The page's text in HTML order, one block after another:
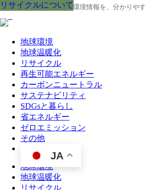
地球の今と未来に役立つ環境情報を、分かりや
地球環境
地球温暖化
リサイクル
再生可能エネルギー
カーボンニュートラル
サステナビリティ
SDGsと暮らし
省エネルギー
ゼロエミッション
その他
JA
地球環境
地球温暖化
リサイクル
リサイクルについて
リサイクルについて
リサイクルについて
リサイクルについて
リサイクルについて
リサイクルについて
リサイクルについて
リサイクルについて
リサイクルについて